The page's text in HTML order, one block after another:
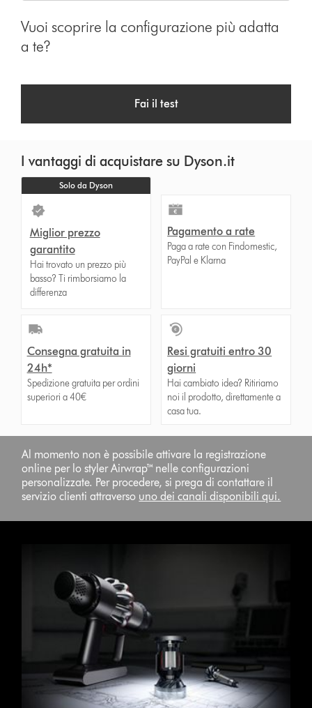
Vuoi scoprire la configurazione più adatta
a te?
Fai il test
I vantaggi di acquistare su Dyson.it
Solo da Dyson
Miglior prezzo
garantito
Hai trovato un prezzo più
basso? Ti rimborsiamo la
differenza
Pagamento a rate
Paga a rate con Findomestic,
PayPal e Klarna
Consegna gratuita in
24h*
Spedizione gratuita per ordini
superiori a 40€
Resi gratuiti entro 30
giorni
Hai cambiato idea? Ritiriamo
noi il prodotto, direttamente a
casa tua.
Al momento non è possibile attivare la registrazione
online per lo styler Airwrap™ nelle configurazioni
personalizzate. Per procedere, si prega di contattare il
servizio clienti attraverso uno dei canali disponibili qui.